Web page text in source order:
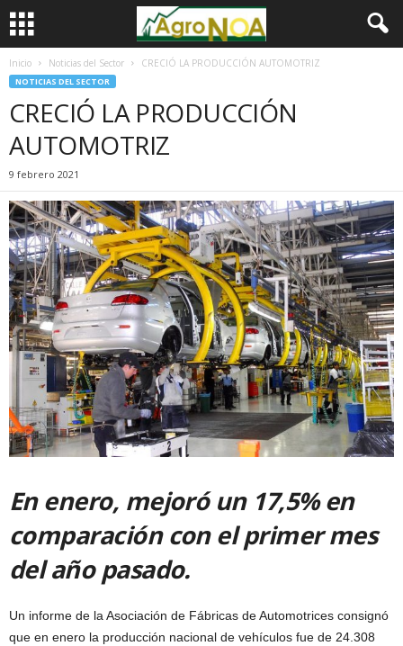
Inicio Noticias del Sector CRECIÓ LA PRODUCCIÓN AUTOMOTRIZ
NOTICIAS DEL SECTOR
CRECIÓ LA PRODUCCIÓN
AUTOMOTRIZ
9 febrero 2021
En enero, mejoró un 17,5% en
comparación con el primer mes
del año pasado.
Un informe de la Asociación de Fábricas de Automotrices consignó
que en enero la producción nacional de vehículos fue de 24.308